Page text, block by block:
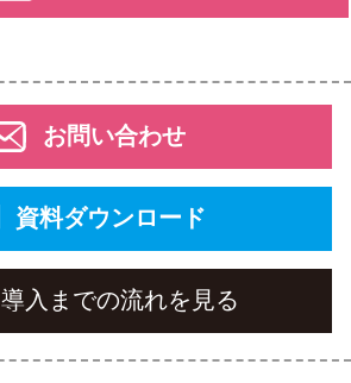
導入までの流れを見る
お問い合わせ
資料ダウンロード